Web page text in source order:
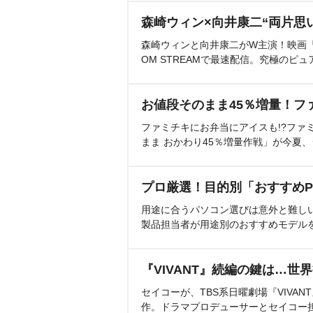
森崎ウィン×向井康二“両片思
森崎ウィンと向井康二がW主演！映画
OM STREAMで最速配信。究極のピュ
お値段そのまま45％増量！フ
ファミチキにお弁当にアイスも!?ファ
まま おかわり45％増量作戦」が今夏
プロ厳選！目的別「おすすめ
用途に合うパソコン選びは意外と難
製品担当者が用途別のおすすめモデル
『VIVANT』続編の鍵は…世
セイコーが、TBS系日曜劇場『
作。ドラマプロデューサーとセイコー